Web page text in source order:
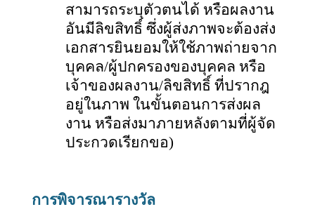
สามารถระบุตัวตนได้ หรือผลงาน
อันมีลิขสิทธิ์ ซึ่งผู้ส่งภาพจะต้องส่ง
เอกสารยินยอมให้ใช้ภาพถ่ายจาก
บุคคล/ผู้ปกครองของบุคคล หรือ
เจ้าของผลงาน/ลิขสิทธิ์ ที่ปรากฎ
อยู่ในภาพ ในขั้นตอนการส่งผล
งาน หรือส่งมาภายหลังตามที่ผู้จัด
ประกวดเรียกขอ)
การพิจารณารางวัล